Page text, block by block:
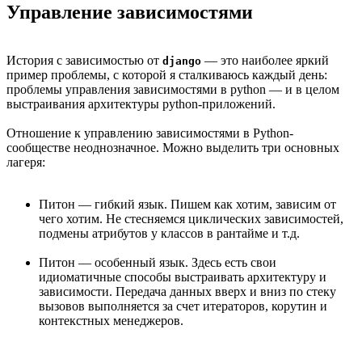
Управление зависимостями
История с зависимостью от django — это наиболее яркий
пример проблемы, с которой я сталкиваюсь каждый день:
проблемы управления зависимостями в python — и в целом
выстраивания архитектуры python-приложений.
Отношение к управлению зависимостями в Python-
сообществе неоднозначное. Можно выделить три основных
лагеря:
Питон — гибкий язык. Пишем как хотим, зависим от
чего хотим. Не стесняемся циклических зависимостей,
подмены атрибутов у классов в рантайме и т.д.
Питон — особенный язык. Здесь есть свои
идиоматичные способы выстраивать архитектуру и
зависимости. Передача данных вверх и вниз по стеку
вызовов выполняется за счет итераторов, корутин и
контекстных менеджеров.